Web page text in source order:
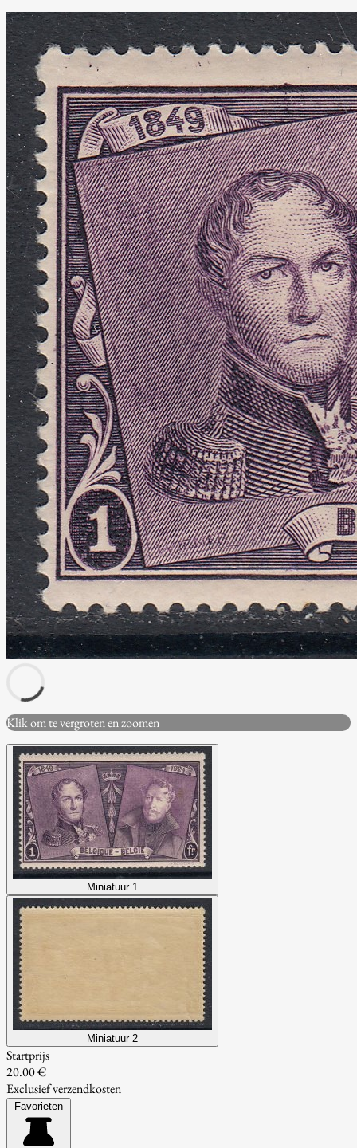
Klik om te vergroten en zoomen
Miniatuur 1
Miniatuur 2
Startprijs
20.00 €
Exclusief verzendkosten
Favorieten